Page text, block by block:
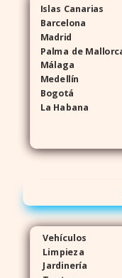
Islas Canarias
Barcelona
Madrid
Palma de
Málaga
Medellín
Bogotá
La Habana
Vehículos
Limpieza
Jardinería